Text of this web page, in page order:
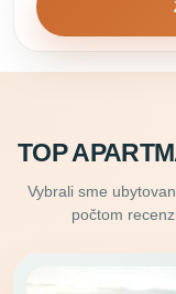
TOP
Vybrali sme
počtom